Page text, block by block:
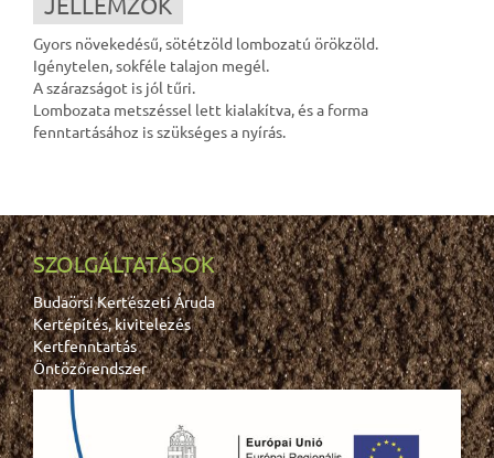
Gyors növekedésű, sötétzöld lombozatú örökzöld.
Igénytelen, sokféle talajon megél.
A szárazságot is jól tűri.
Lombozata metszéssel lett kialakítva, és a forma
fenntartásához is szükséges a nyírás.
SZOLGÁLTATÁSOK
Budaörsi Kertészeti Áruda
Kertépítés, kivitelezés
Kertfenntartás
Öntözőrendszer